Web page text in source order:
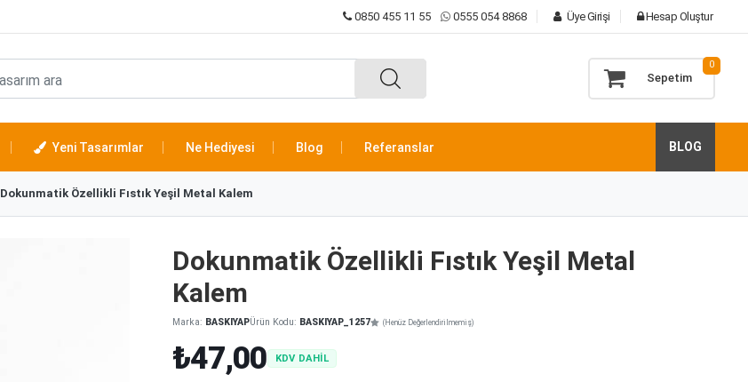
0850 455 11 55 0555 054 8868 Üye Girişi Hesap Oluştur
Sepetim
0
Yeni Tasarımlar Ne Hediyesi Blog Referanslar BLOG
Dokunmatik Özellikli Fıstık Yeşil Metal Kalem
Dokunmatik Özellikli Fıstık Yeşil Metal
Kalem
Marka: BASKIYAPÜrün Kodu: BASKIYAP_1257 (Henüz Değerlendirilmemiş)
₺47,00 KDV DAHİL